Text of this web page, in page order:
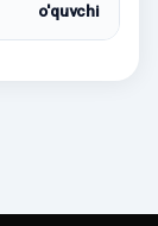
o'quvchi